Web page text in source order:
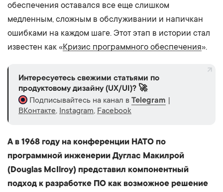
обеспечения оставался все еще слишком
медленным, сложным в обслуживании и напичкан
ошибками на каждом шаге. Этот этап в истории стал
известен как «Кризис программного обеспечения».
Интересуетесь свежими статьями по
продуктовому дизайну (UX/UI)? 🚀
Подписывайтесь на канал в Telegram |
ВКонтакте, Instagram, Facebook
А в 1968 году на конференции НАТО по
программной инженерии Дуглас Макилрой
(Douglas McIlroy) представил компонентный
подход к разработке ПО как возможное решение